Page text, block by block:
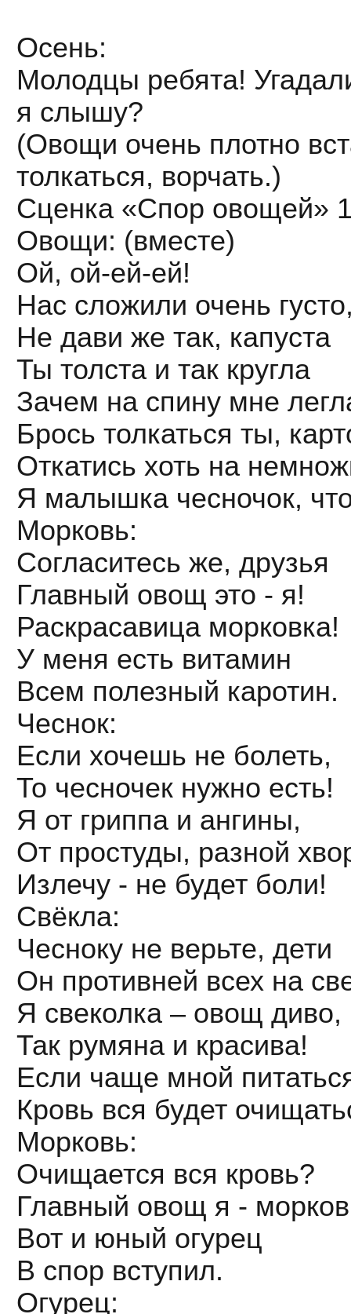
Осень:
Молодцы ребята!
я слышу?
(Овощи очень плотно
толкаться, ворчать.)
Сценка «Спор овощей»
Овощи: (вместе)
Ой, ой-ей-ей!
Нас сложили очень
Не дави же так, капуста
Ты толста и так кругла
Зачем на спину мне
Брось толкаться ты,
Откатись хоть на
Я малышка чесночок,
Морковь:
Согласитесь же, друзья
Главный овощ это - я!
Раскрасавица морковка!
У меня есть витамин
Всем полезный каротин.
Чеснок:
Если хочешь не болеть,
То чесночек нужно есть!
Я от гриппа и ангины,
От простуды, разной
Излечу - не будет боли!
Свёкла:
Чесноку не верьте, дети
Он противней всех на
Я свеколка – овощ диво,
Так румяна и красива!
Если чаще мной
Кровь вся будет
Морковь:
Очищается вся кровь?
Главный овощ я -
Вот и юный огурец
В спор вступил.
Огурец: